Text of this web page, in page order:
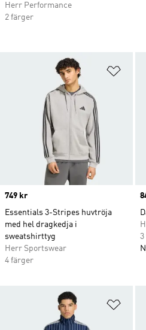
Price
749 kr
Essentials 3-Stripes huvtröja
med hel dragkedja i
sweatshirttyg
Herr Sportswear
4 färger
3
Herr Performance
2 färger